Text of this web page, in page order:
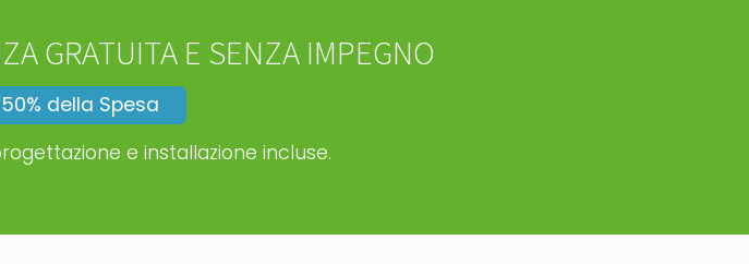
GRATUITA E SENZA IMPEGNO
della Spesa
e installazione incluse.